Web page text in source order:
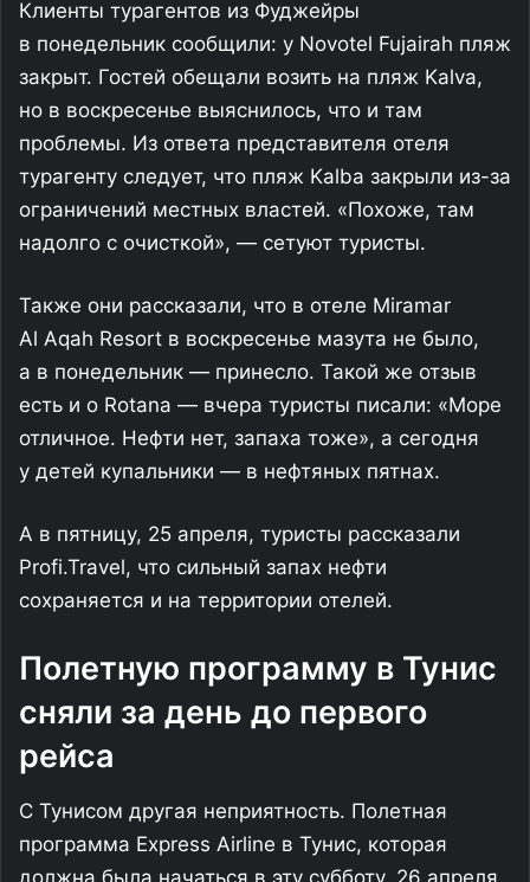
Клиенты турагентов из Фуджейры
в понедельник сообщили: у Novotel Fujairah пляж
закрыт. Гостей обещали возить на пляж Kalva,
но в воскресенье выяснилось, что и там
проблемы. Из ответа представителя отеля
турагенту следует, что пляж Kalba закрыли из-за
ограничений местных властей. «Похоже, там
надолго с очисткой», — сетуют туристы.
Также они рассказали, что в отеле Miramar
Al Aqah Resort в воскресенье мазута не было,
а в понедельник — принесло. Такой же отзыв
есть и о Rotana — вчера туристы писали: «Море
отличное. Нефти нет, запаха тоже», а сегодня
у детей купальники — в нефтяных пятнах.
А в пятницу, 25 апреля, туристы рассказали
Profi.Travel, что сильный запах нефти
сохраняется и на территории отелей.
Полетную программу в Тунис
сняли за день до первого
рейса
С Тунисом другая неприятность. Полетная
программа Express Airline в Тунис, которая
должна была начаться в эту субботу, 26 апреля,